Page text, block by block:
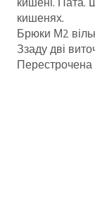
кишенях.
Брюки М2
Ззаду дві
Перестрочена